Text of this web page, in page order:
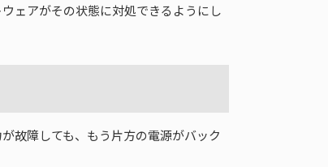
ェアがその状態に対処できるようにし
故障しても、もう片方の電源がバック